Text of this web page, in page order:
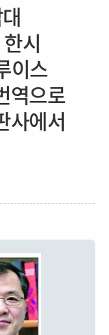
시
이스
역으로
사에서